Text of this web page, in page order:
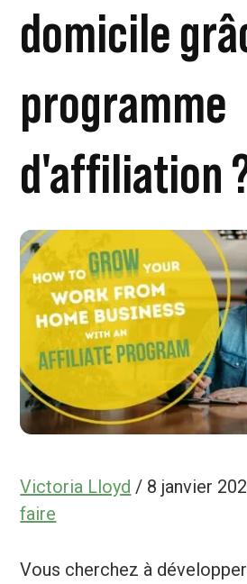
domicile
programme
d'affiliation
Victoria Lloyd / 8 janvier
faire
Vous cherchez à